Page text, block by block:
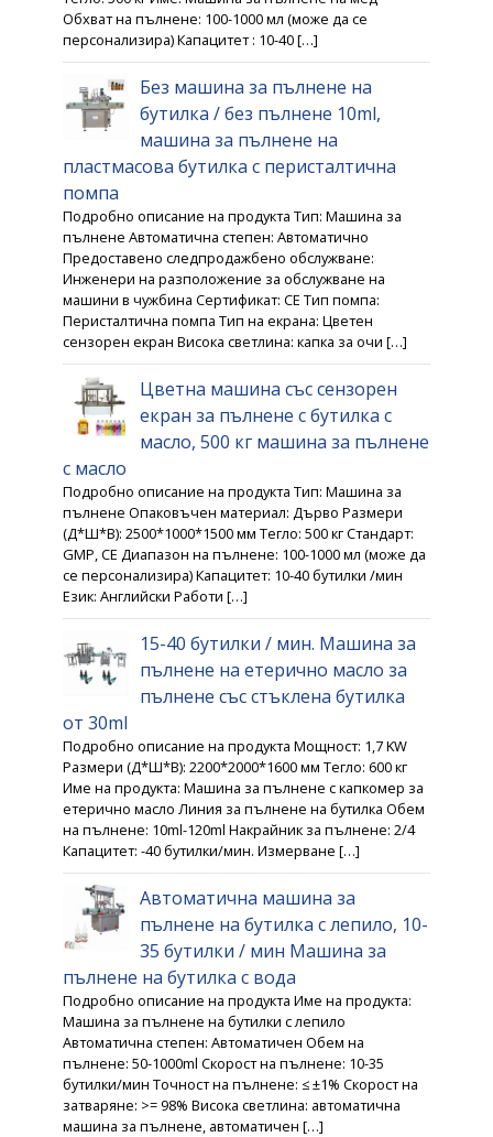
Обхват на пълнене: 100-1000 мл (може да се
персонализира) Капацитет : 10-40 […]
Без машина за пълнене на
бутилка / без пълнене 10ml,
машина за пълнене на
пластмасова бутилка с перисталтична
помпа
Подробно описание на продукта Тип: Машина за
пълнене Автоматична степен: Автоматично
Предоставено следпродажбено обслужване:
Инженери на разположение за обслужване на
машини в чужбина Сертификат: CE Тип помпа:
Перисталтична помпа Тип на екрана: Цветен
сензорен екран Висока светлина: капка за очи […]
Цветна машина със сензорен
екран за пълнене с бутилка с
масло, 500 кг машина за пълнене
с масло
Подробно описание на продукта Тип: Машина за
пълнене Опаковъчен материал: Дърво Размери
(Д*Ш*В): 2500*1000*1500 мм Тегло: 500 кг Стандарт:
GMP, CE Диапазон на пълнене: 100-1000 мл (може да
се персонализира) Капацитет: 10-40 бутилки /мин
Език: Английски Работи […]
15-40 бутилки / мин. Машина за
пълнене на етерично масло за
пълнене със стъклена бутилка
от 30ml
Подробно описание на продукта Мощност: 1,7 KW
Размери (Д*Ш*В): 2200*2000*1600 мм Тегло: 600 кг
Име на продукта: Машина за пълнене с капкомер за
етерично масло Линия за пълнене на бутилка Обем
на пълнене: 10ml-120ml Накрайник за пълнене: 2/4
Капацитет: -40 бутилки/мин. Измерване […]
Автоматична машина за
пълнене на бутилка с лепило, 10-
35 бутилки / мин Машина за
пълнене на бутилка с вода
Подробно описание на продукта Име на продукта:
Машина за пълнене на бутилки с лепило
Автоматична степен: Автоматичен Обем на
пълнене: 50-1000ml Скорост на пълнене: 10-35
бутилки/мин Точност на пълнене: ≤ ±1% Скорост на
затваряне: >= 98% Висока светлина: автоматична
машина за пълнене, автоматичен […]